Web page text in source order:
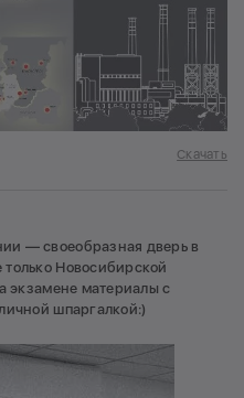
Скачать
— своеобразная дверь в
Новосибирской
экзамене материалы с
шпаргалкой:)